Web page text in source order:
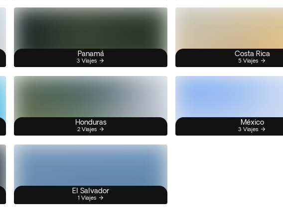
Panamá
3 Viajes
Costa Rica
5 Viajes
Honduras
2 Viajes
México
3 Viajes
El Salvador
1 Viajes